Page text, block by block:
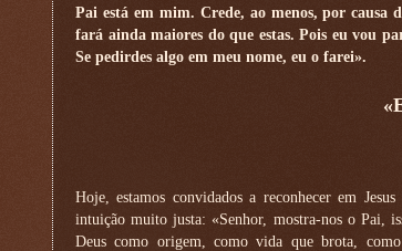
Pai está em mim. Crede, ao menos, por causa
fará ainda maiores do que estas. Pois eu vou
Se pedirdes algo em meu nome, eu o farei».
Hoje, estamos convidados a reconhecer em
intuição muito justa: «Senhor, mostra-nos o Pai,
Deus como origem, como vida que brota, como